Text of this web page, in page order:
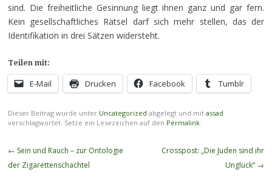
sind. Die freiheitliche Gesinnung liegt ihnen ganz und gar fern.
Kein gesellschaftliches Rätsel darf sich mehr stellen, das der
Identifikation in drei Sätzen widersteht.
Teilen mit:
E-Mail Drucken Facebook Tumblr
Dieser Beitrag wurde unter Uncategorized abgelegt und mit assad
verschlagwortet. Setze ein Lesezeichen auf den Permalink.
Beitragsnavigation
← Sein und Rauch – zur Ontologie
der Zigarettenschachtel
Crosspost: „Die Juden sind ihr
Unglück“ →